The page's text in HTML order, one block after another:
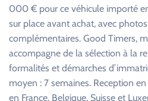
000 € pour ce véhicule importé
sur place avant achat, avec
complémentaires. Good Timers,
accompagne de la sélection à la
formalités et démarches
moyen : 7 semaines. Reception
en France, Belgique, Suisse et